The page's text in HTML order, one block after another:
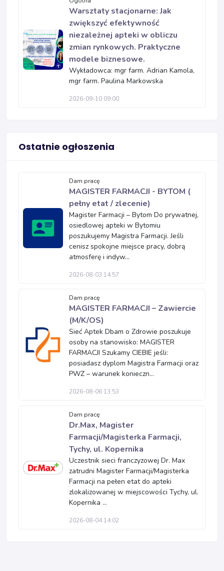
Warsztaty stacjonarne: Jak
zwiększyć efektywność
niezależnej apteki w obliczu
zmian rynkowych. Praktyczne
modele biznesowe.
Wykładowca: mgr farm. Adrian Kamola,
mgr farm. Paulina Markowska
2026-09-10 09:00
Ostatnie ogłoszenia
Dam pracę
MAGISTER FARMACJI - BYTOM (
pełny etat / zlecenie)
Magister Farmacji – Bytom Do prywatnej,
osiedlowej apteki w Bytomiu
poszukujemy Magistra Farmacji. Jeśli
cenisz spokojne miejsce pracy, dobrą
atmosferę i indyw...
2026-08-03 14:57
Dam pracę
MAGISTER FARMACJI – Zawiercie
(M/K/OS)
Sieć Aptek Dbam o Zdrowie poszukuje
osoby na stanowisko: MAGISTER
FARMACJI Szukamy CIEBIE jeśli:
posiadasz dyplom Magistra Farmacji oraz
PWZ – warunek konieczn...
2026-08-06 13:53
Dam pracę
Dr.Max, Magister
Farmacji/Magisterka Farmacji,
Tychy, ul. Kopernika
Uczestnik sieci franczyzowej Dr. Max
zatrudni Magister Farmacji/Magisterka
Farmacji na pełen etat do apteki
zlokalizowanej w miejscowości Tychy, ul.
Kopernika ...
2026-08-04 14:02